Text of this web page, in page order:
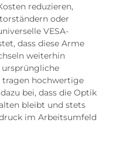
reduzieren,
oder
VESA-
dass diese Arme
weiterhin
hochwertige
bei, dass die Optik
bleibt und stets
im Arbeitsumfeld